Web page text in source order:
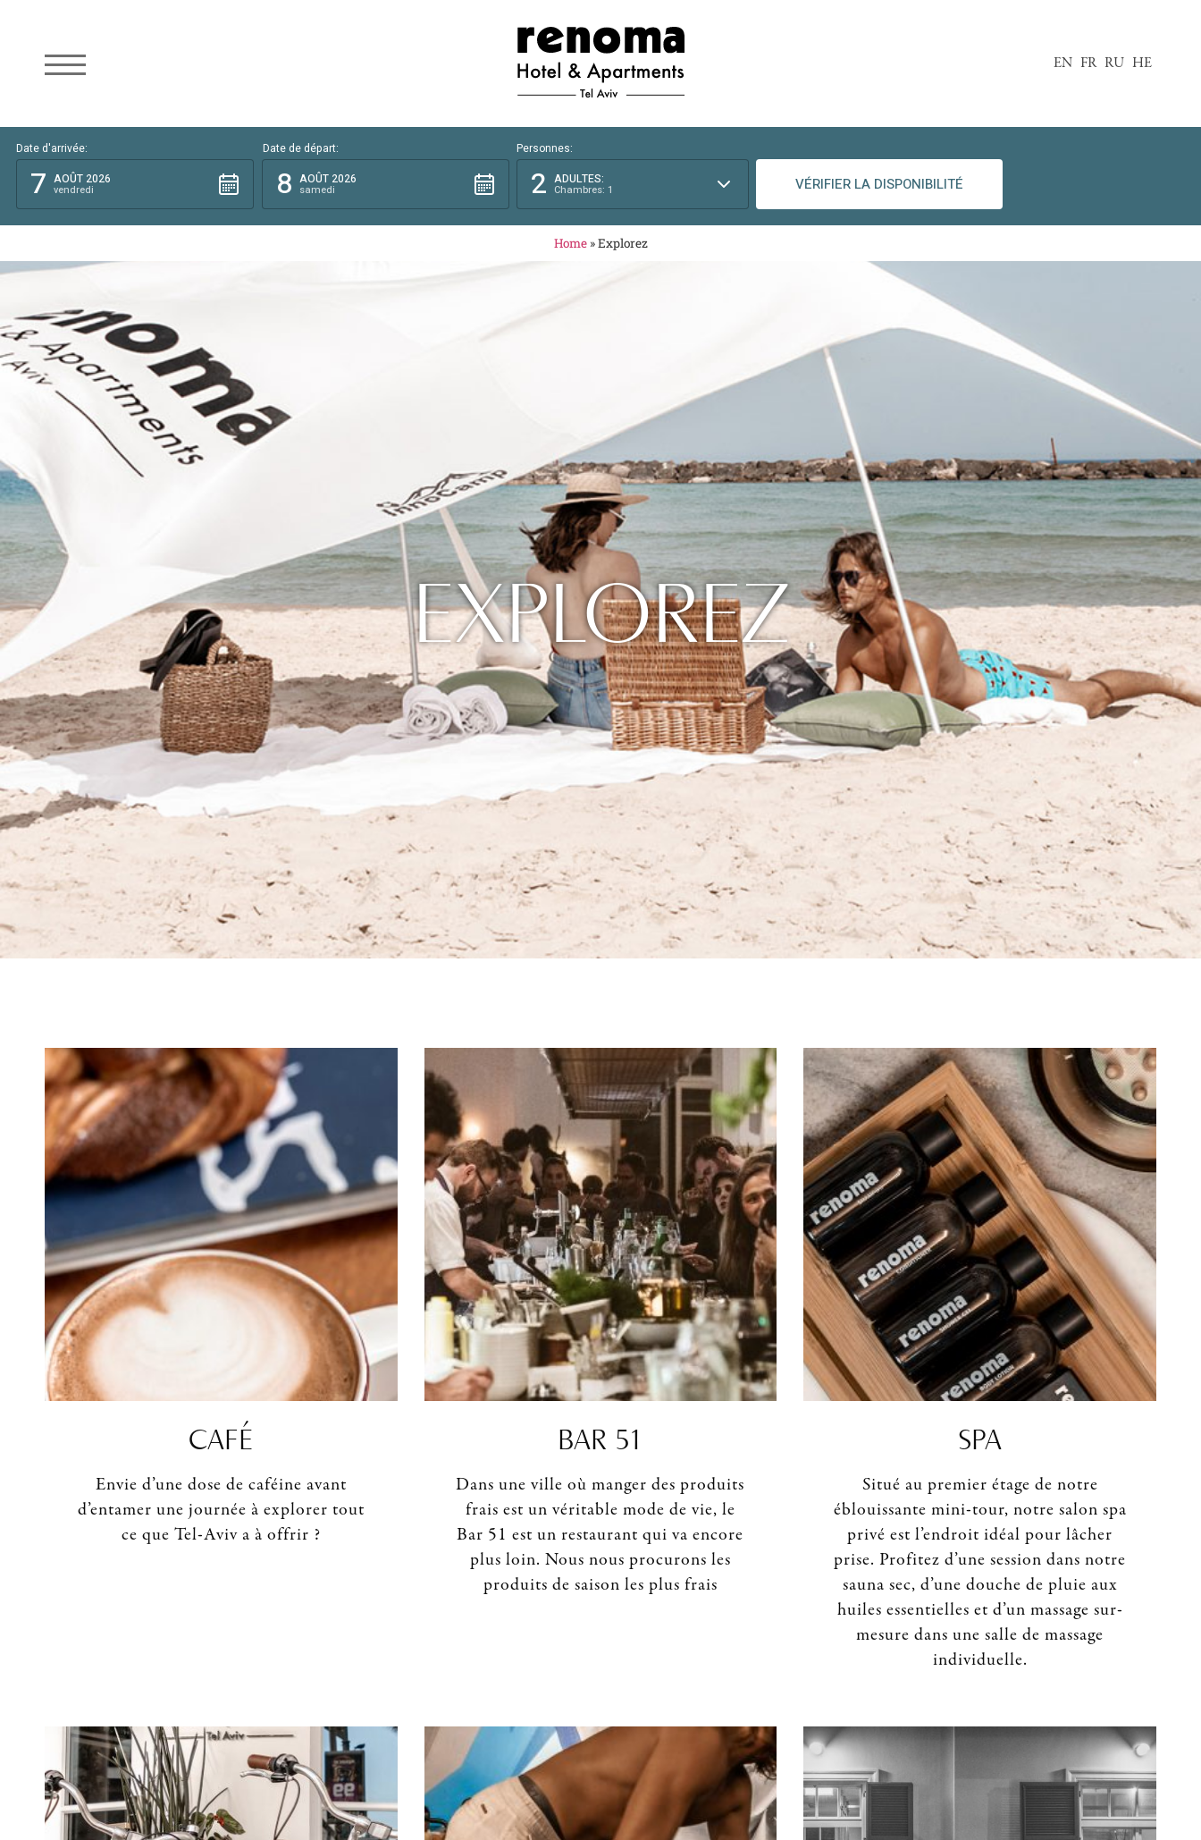
EN FR RU HE
Date d'arrivée:
7 AOÛT 2026
vendredi
Date de départ:
8 AOÛT 2026
samedi
Personnes:
2 ADULTES:
Chambres: 1
Home»Explorez
EXPLOREZ
CAFÉ
Envie d’une dose de caféine avant
d’entamer une journée à explorer tout
ce que Tel-Aviv a à offrir ?
BAR 51
Dans une ville où manger des produits
frais est un véritable mode de vie, le
Bar 51 est un restaurant qui va encore
plus loin. Nous nous procurons les
produits de saison les plus frais
SPA
Situé au premier étage de notre
éblouissante mini-tour, notre salon spa
privé est l’endroit idéal pour lâcher
prise. Profitez d’une session dans notre
sauna sec, d’une douche de pluie aux
huiles essentielles et d’un massage sur-
mesure dans une salle de massage
individuelle.